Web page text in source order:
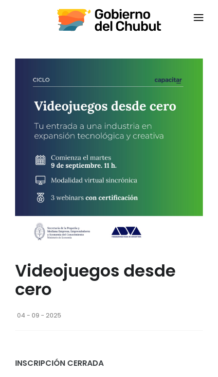
CAPACITACIONES
CONTACTANOS
CAMPUS VIRTUAL
Videojuegos desde
cero
04 - 09 - 2025
INSCRIPCIÓN CERRADA